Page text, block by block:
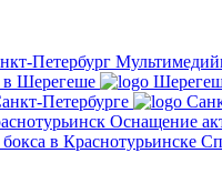
Петербург
Оснащение
в Краснотурьинске